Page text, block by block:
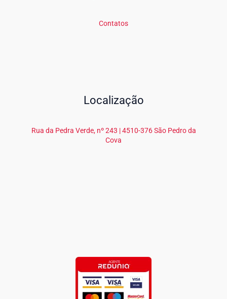
Contatos
Localização
Rua da Pedra Verde, nº 243 | 4510-376 São Pedro da
Cova